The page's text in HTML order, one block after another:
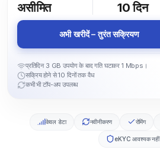
असीमित 10 दिन
अभी खरीदें – तुरंत सक्रियण
प्रतिदिन 3 GB उपयोग के बाद गति घटाकर 1 Mbps।
सक्रिय होने से 10 दिनों तक वैध
कभी भी टॉप-अप उपलब्ध
केवल डेटा नवीनीकरण रोमिंग
eKYC आवश्यक नहीं